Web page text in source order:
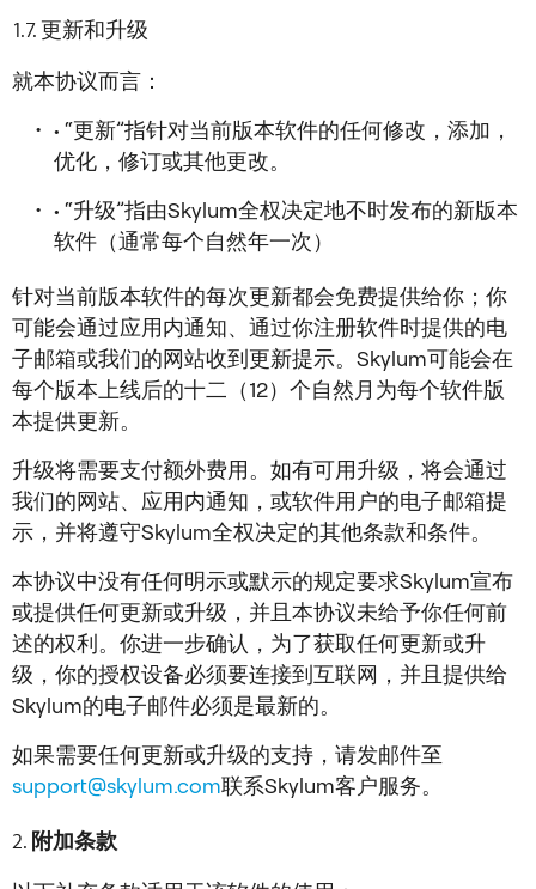
更新和升级
就本协议而言：
• “更新”指针对当前版本软件的任何修改，添加，
优化，修订或其他更改。
• “升级”指由Skylum全权决定地不时发布的新版本
软件（通常每个自然年一次）
针对当前版本软件的每次更新都会免费提供给你；你
可能会通过应用内通知、通过你注册软件时提供的电
子邮箱或我们的网站收到更新提示。Skylum可能会在
每个版本上线后的十二（12）个自然月为每个软件版
本提供更新。
升级将需要支付额外费用。如有可用升级，将会通过
我们的网站、应用内通知，或软件用户的电子邮箱提
示，并将遵守Skylum全权决定的其他条款和条件。
本协议中没有任何明示或默示的规定要求Skylum宣布
或提供任何更新或升级，并且本协议未给予你任何前
述的权利。你进一步确认，为了获取任何更新或升
级，你的授权设备必须要连接到互联网，并且提供给
Skylum的电子邮件必须是最新的。
如果需要任何更新或升级的支持，请发邮件至
support@skylum.com联系Skylum客户服务。
附加条款